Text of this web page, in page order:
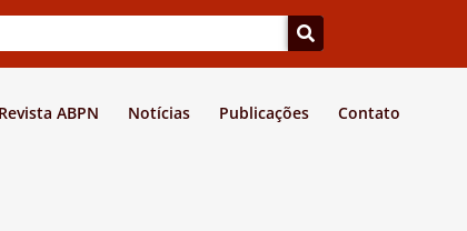
Revista ABPN Notícias Publicações Contato